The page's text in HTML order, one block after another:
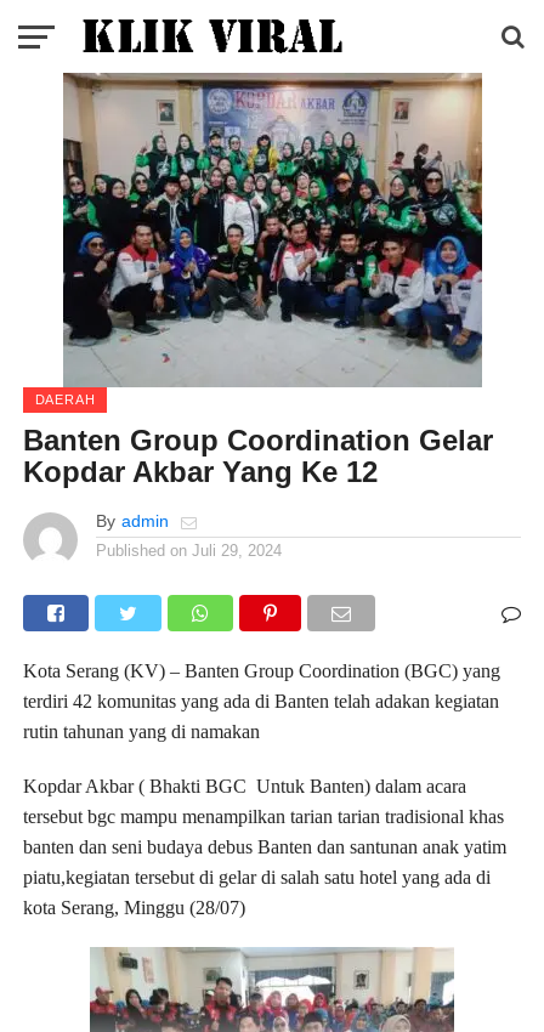
DAERAH
Banten Group Coordination Gelar
Kopdar Akbar Yang Ke 12
By admin
Published on Juli 29, 2024
Kota Serang (KV) – Banten Group Coordination (BGC) yang
terdiri 42 komunitas yang ada di Banten telah adakan kegiatan
rutin tahunan yang di namakan
Kopdar Akbar ( Bhakti BGC Untuk Banten) dalam acara
tersebut bgc mampu menampilkan tarian tarian tradisional khas
banten dan seni budaya debus Banten dan santunan anak yatim
piatu,kegiatan tersebut di gelar di salah satu hotel yang ada di
kota Serang, Minggu (28/07)